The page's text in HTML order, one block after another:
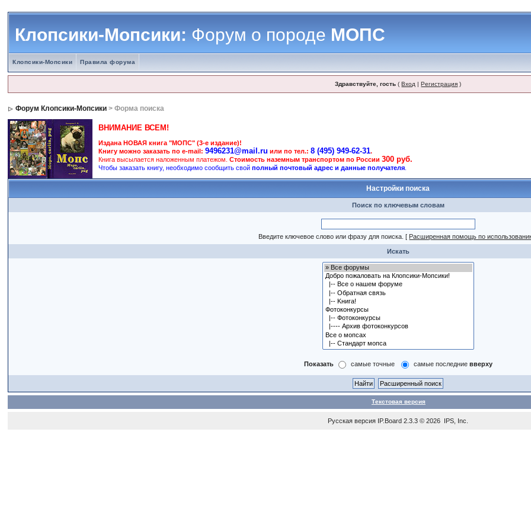
Клопсики-Мопсики:Форум о породеМОПС
Клопсики-Мопсики Правила форума
Здравствуйте, гость (Вход |Регистрация )
Форум Клопсики-Мопсики > Форма поиска
ВНИМАНИЕ ВСЕМ!
Издана НОВАЯ книга "МОПС" (3-е издание)!
Книгу можно заказать по e-mail:9496231@mail.ru или по тел.:8 (495) 949-62-31.
Книга высылается наложенным платежом.Стоимость наземным транспортом по России300 руб.
Чтобы заказать книгу, необходимо сообщить свойполный почтовый адрес и данные получателя
Настройки поиска
Поиск по ключевым словам
Введите ключевое слово или фразу для поиска. [ Расширенная помощь по
Искать
Показать самые точные самые последние вверху
Текстовая версия
Русская версия IP.Board 2.3.3 © 2026 IPS, Inc